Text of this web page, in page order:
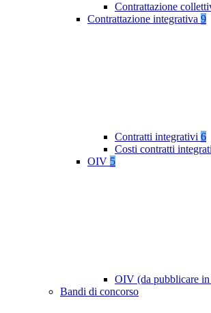
Contrattazione
Contrattazione integrativa 9
Contratti integrativi 6
Costi contratti
OIV 5
OIV (da pubblicare in
Bandi di concorso